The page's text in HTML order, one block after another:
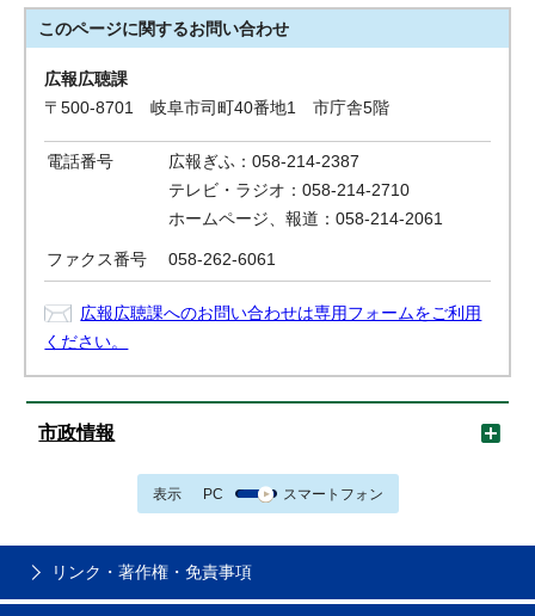
このページに関するお問い合わせ
広報広聴課
〒500-8701 岐阜市司町40番地1 市庁舎5階
電話番号
広報ぎふ：058-214-2387
テレビ・ラジオ：058-214-2710
ホームページ、報道：058-214-2061
ファクス番号 058-262-6061
広報広聴課へのお問い合わせは専用フォームをご利用
ください。
市政情報
表示 PC スマートフォン
リンク・著作権・免責事項